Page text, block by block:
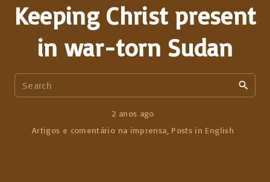
Keeping Christ present
in war-torn Sudan
e
2 anos ago
Artigos e comentário na imprensa Posts in English